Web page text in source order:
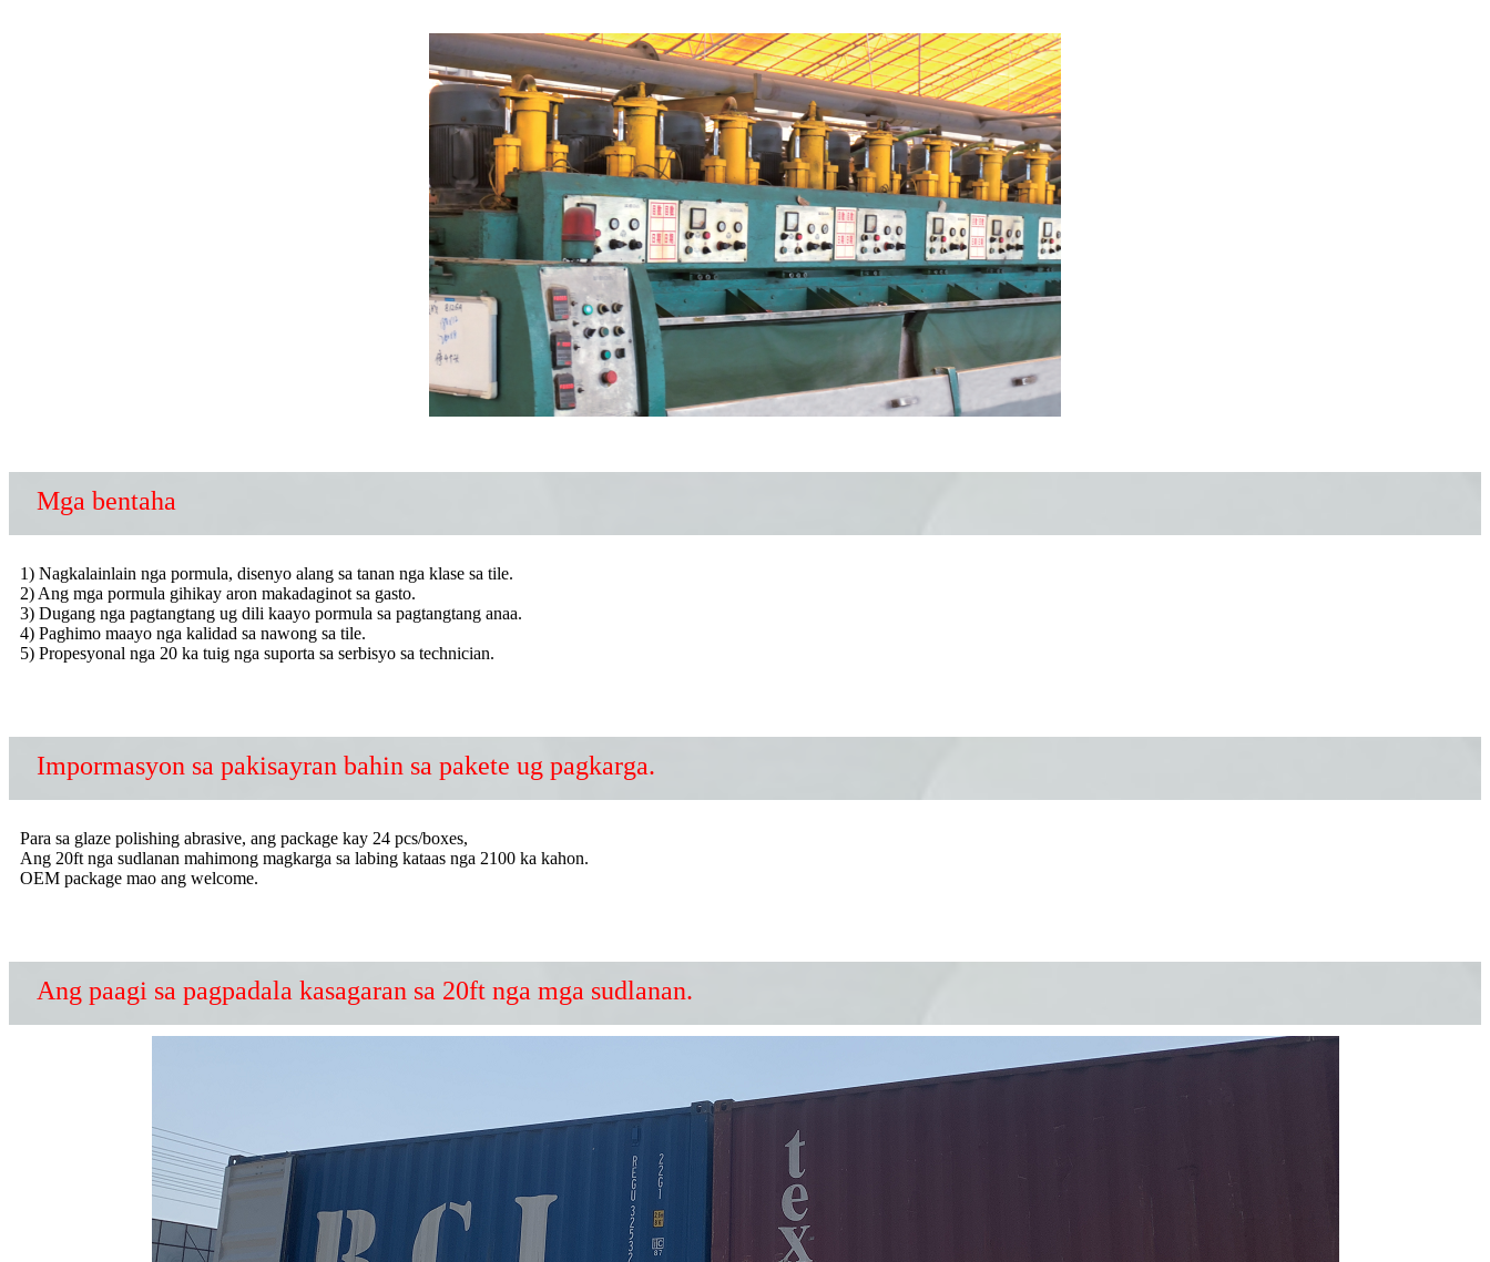
Mga bentaha
1) Nagkalainlain nga pormula, disenyo alang sa tanan nga klase sa tile.
2) Ang mga pormula gihikay aron makadaginot sa gasto.
3) Dugang nga pagtangtang ug dili kaayo pormula sa pagtangtang anaa.
4) Paghimo maayo nga kalidad sa nawong sa tile.
5) Propesyonal nga 20 ka tuig nga suporta sa serbisyo sa technician.
Impormasyon sa pakisayran bahin sa pakete ug pagkarga.
Para sa glaze polishing abrasive, ang package kay 24 pcs/boxes,
Ang 20ft nga sudlanan mahimong magkarga sa labing kataas nga 2100 ka kahon.
OEM package mao ang welcome.
Ang paagi sa pagpadala kasagaran sa 20ft nga mga sudlanan.